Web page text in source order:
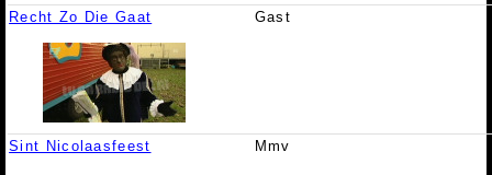
Recht Zo Die Gaat Gast
Sint Nicolaasfeest Mmv